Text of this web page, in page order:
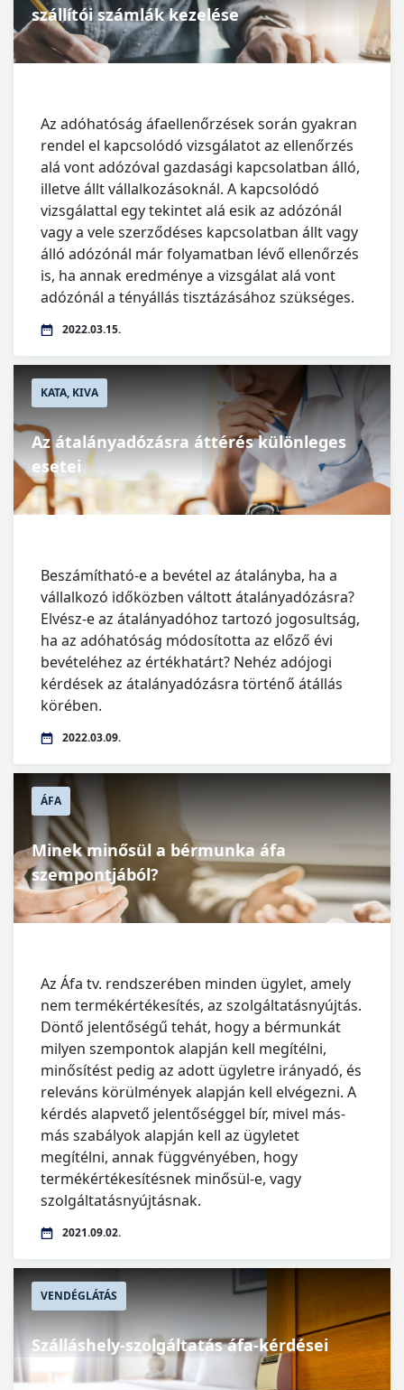
szállítói számlák kezelése
Az adóhatóság áfaellenőrzések során gyakran
rendel el kapcsolódó vizsgálatot az ellenőrzés
alá vont adózóval gazdasági kapcsolatban álló,
illetve állt vállalkozásoknál. A kapcsolódó
vizsgálattal egy tekintet alá esik az adózónál
vagy a vele szerződéses kapcsolatban állt vagy
álló adózónál már folyamatban lévő ellenőrzés
is, ha annak eredménye a vizsgálat alá vont
adózónál a tényállás tisztázásához szükséges.
2022.03.15.
KATA, KIVA
Az átalányadózásra áttérés különleges
esetei
Beszámítható-e a bevétel az átalányba, ha a
vállalkozó időközben váltott átalányadózásra?
Elvész-e az átalányadóhoz tartozó jogosultság,
ha az adóhatóság módosította az előző évi
bevételéhez az értékhatárt? Nehéz adójogi
kérdések az átalányadózásra történő átállás
körében.
2022.03.09.
ÁFA
Minek minősül a bérmunka áfa
szempontjából?
Az Áfa tv. rendszerében minden ügylet, amely
nem termékértékesítés, az szolgáltatásnyújtás.
Döntő jelentőségű tehát, hogy a bérmunkát
milyen szempontok alapján kell megítélni,
minősítést pedig az adott ügyletre irányadó, és
releváns körülmények alapján kell elvégezni. A
kérdés alapvető jelentőséggel bír, mivel más-
más szabályok alapján kell az ügyletet
megítélni, annak függvényében, hogy
termékértékesítésnek minősül-e, vagy
szolgáltatásnyújtásnak.
2021.09.02.
VENDÉGLÁTÁS
Szálláshely-szolgáltatás áfa-kérdései